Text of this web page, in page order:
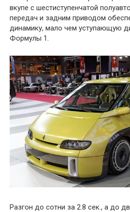
вкупе с шестиступенчатой
передач и задним приводом
динамику, мало чем уступающую
Формулы 1.
Разгон до сотни за 2.8 сек., а до